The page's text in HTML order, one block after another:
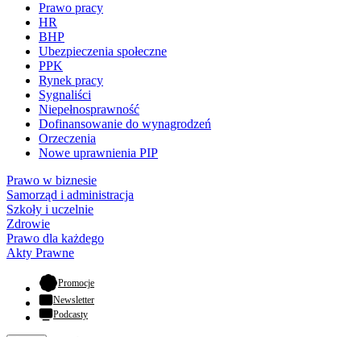
Prawo pracy
HR
BHP
Ubezpieczenia społeczne
PPK
Rynek pracy
Sygnaliści
Niepełnosprawność
Dofinansowanie do wynagrodzeń
Orzeczenia
Nowe uprawnienia PIP
Prawo w biznesie
Samorząd i administracja
Szkoły i uczelnie
Zdrowie
Prawo dla każdego
Akty Prawne
Promocje- otwiera się w nowej karcie
Newsletter
Podcasty